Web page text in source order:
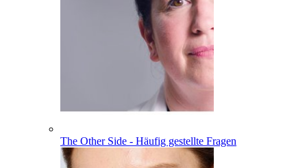
The Other Side - Häufig gestellte Fragen